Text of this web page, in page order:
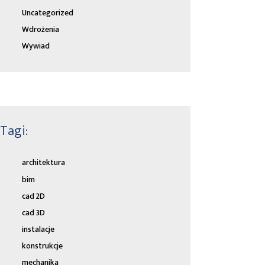
Uncategorized
Wdrożenia
Wywiad
Tagi:
architektura
bim
cad 2D
cad 3D
instalacje
konstrukcje